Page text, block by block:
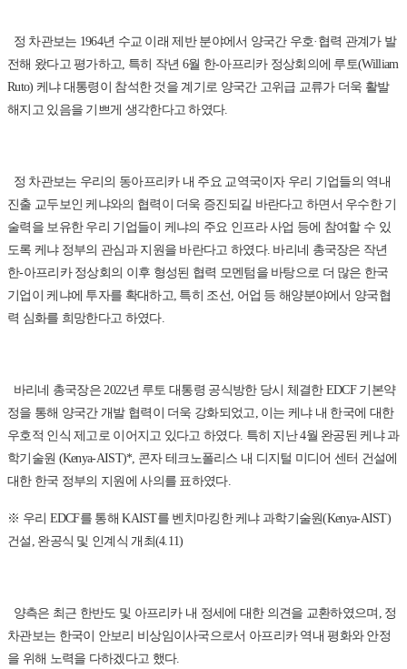
정 차관보는 1964년 수교 이래 제반 분야에서 양국간 우호·협력 관계가 발
전해 왔다고 평가하고, 특히 작년 6월 한-아프리카 정상회의에 루토(William
Ruto) 케냐 대통령이 참석한 것을 계기로 양국간 고위급 교류가 더욱 활발
해지고 있음을 기쁘게 생각한다고 하였다.
정 차관보는 우리의 동아프리카 내 주요 교역국이자 우리 기업들의 역내
진출 교두보인 케냐와의 협력이 더욱 증진되길 바란다고 하면서 우수한 기
술력을 보유한 우리 기업들이 케냐의 주요 인프라 사업 등에 참여할 수 있
도록 케냐 정부의 관심과 지원을 바란다고 하였다. 바리네 총국장은 작년
한-아프리카 정상회의 이후 형성된 협력 모멘텀을 바탕으로 더 많은 한국
기업이 케냐에 투자를 확대하고, 특히 조선, 어업 등 해양분야에서 양국협
력 심화를 희망한다고 하였다.
바리네 총국장은 2022년 루토 대통령 공식방한 당시 체결한 EDCF 기본약
정을 통해 양국간 개발 협력이 더욱 강화되었고, 이는 케냐 내 한국에 대한
우호적 인식 제고로 이어지고 있다고 하였다. 특히 지난 4월 완공된 케냐 과
학기술원 (Kenya-AIST)*, 콘자 테크노폴리스 내 디지털 미디어 센터 건설에
대한 한국 정부의 지원에 사의를 표하였다.
※ 우리 EDCF를 통해 KAIST를 벤치마킹한 케냐 과학기술원(Kenya-AIST)
건설, 완공식 및 인계식 개최(4.11)
양측은 최근 한반도 및 아프리카 내 정세에 대한 의견을 교환하였으며, 정
차관보는 한국이 안보리 비상임이사국으로서 아프리카 역내 평화와 안정
을 위해 노력을 다하겠다고 했다.